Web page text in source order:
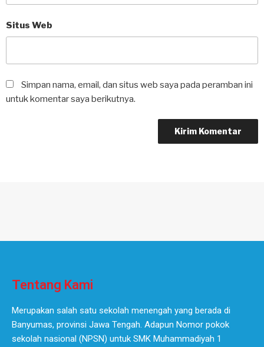
Situs Web
Simpan nama, email, dan situs web saya pada peramban ini
untuk komentar saya berikutnya.
Tentang Kami
Merupakan salah satu sekolah menengah yang berada di
Banyumas, provinsi Jawa Tengah. Adapun Nomor pokok
sekolah nasional (NPSN) untuk SMK Muhammadiyah 1